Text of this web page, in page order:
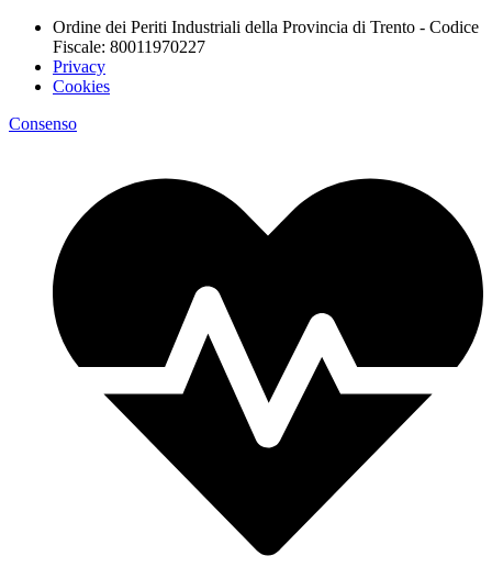
Ordine dei Periti Industriali della Provincia di Trento - Codice
Fiscale: 80011970227
Privacy
Cookies
Consenso